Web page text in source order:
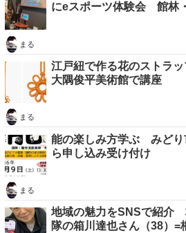
にeスポーツ体験会 館林
まる
江戸紐で作る花のストラ
大隅俊平美術館で講座
まる
能の楽しみ方学ぶ みど
ら申し込み受け付け
まる
地域の魅力をSNSで紹介
隊の箱川達也さん（38）=